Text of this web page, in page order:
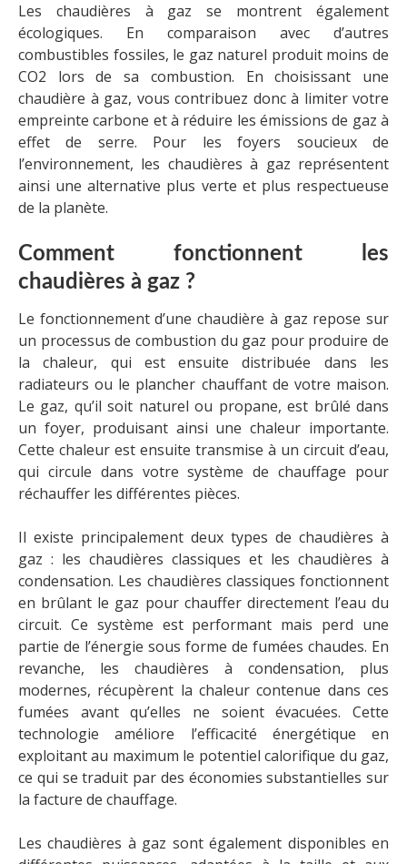
Les chaudières à gaz se montrent également
écologiques. En comparaison avec d’autres
combustibles fossiles, le gaz naturel produit moins de
CO2 lors de sa combustion. En choisissant une
chaudière à gaz, vous contribuez donc à limiter votre
empreinte carbone et à réduire les émissions de gaz à
effet de serre. Pour les foyers soucieux de
l’environnement, les chaudières à gaz représentent
ainsi une alternative plus verte et plus respectueuse
de la planète.
Comment fonctionnent les
chaudières à gaz ?
Le fonctionnement d’une chaudière à gaz repose sur
un processus de combustion du gaz pour produire de
la chaleur, qui est ensuite distribuée dans les
radiateurs ou le plancher chauffant de votre maison.
Le gaz, qu’il soit naturel ou propane, est brûlé dans
un foyer, produisant ainsi une chaleur importante.
Cette chaleur est ensuite transmise à un circuit d’eau,
qui circule dans votre système de chauffage pour
réchauffer les différentes pièces.
Il existe principalement deux types de chaudières à
gaz : les chaudières classiques et les chaudières à
condensation. Les chaudières classiques fonctionnent
en brûlant le gaz pour chauffer directement l’eau du
circuit. Ce système est performant mais perd une
partie de l’énergie sous forme de fumées chaudes. En
revanche, les chaudières à condensation, plus
modernes, récupèrent la chaleur contenue dans ces
fumées avant qu’elles ne soient évacuées. Cette
technologie améliore l’efficacité énergétique en
exploitant au maximum le potentiel calorifique du gaz,
ce qui se traduit par des économies substantielles sur
la facture de chauffage.
Les chaudières à gaz sont également disponibles en